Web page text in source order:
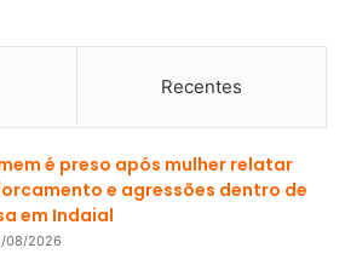
Recentes
é preso após mulher relatar
e agressões dentro de
em Indaial
08/2026